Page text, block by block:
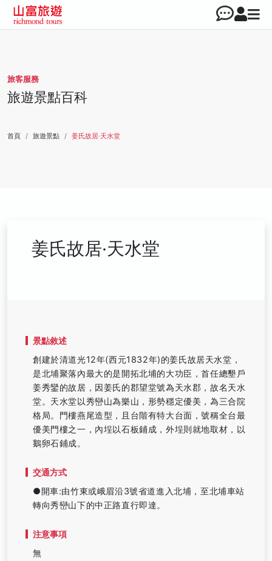
旅客服務
旅遊景點百科
首頁 旅遊景點 姜氏故居‧天水堂
姜氏故居‧天水堂
景點敘述
創建於清道光12年(西元1832年)的姜氏故居天水堂，
是北埔聚落內最大的是開拓北埔的大功臣，首任總墾戶
姜秀鑾的故居，因姜氏的郡望堂號為天水郡，故名天水
堂。天水堂以秀巒山為樂山，形勢穩定優美，為三合院
格局。門樓燕尾造型，且台階有特大台面，號稱全台最
優美門樓之一，內埕以石板鋪成，外埕則就地取材，以
鵝卵石鋪成。
交通方式
●開車:由竹東或峨眉沿3號省道進入北埔，至北埔車站
轉向秀巒山下的中正路直行即達。
注意事項
無